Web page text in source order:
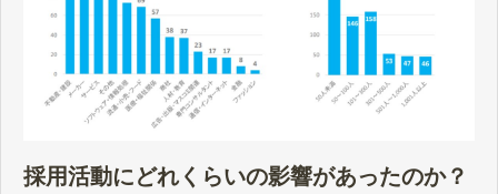
採用活動にどれくらいの影響があったのか？